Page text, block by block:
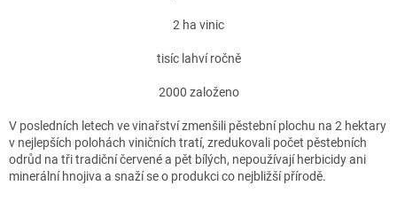
2 ha vinic
tisíc lahví ročně
2000 založeno
V posledních letech ve vinařství zmenšili pěstební plochu na 2 hektary
v nejlepších polohách viničních tratí, zredukovali počet pěstebních
odrůd na tři tradiční červené a pět bílých, nepoužívají herbicidy ani
minerální hnojiva a snaží se o produkci co nejbližší přírodě.